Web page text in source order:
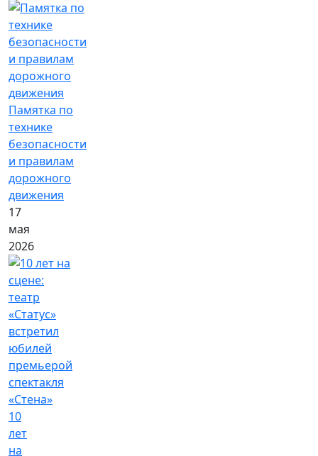
Памятка по
технике
безопасности
и правилам
дорожного
движения
17
мая
2026
10
лет
на